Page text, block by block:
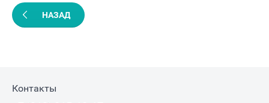
НАЗАД
Контакты